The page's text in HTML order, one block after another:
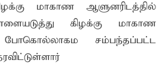
மாகாண ஆளுனரிடத்தில்
கிழக்கு மாகாண
சம்பந்தப்பட்ட